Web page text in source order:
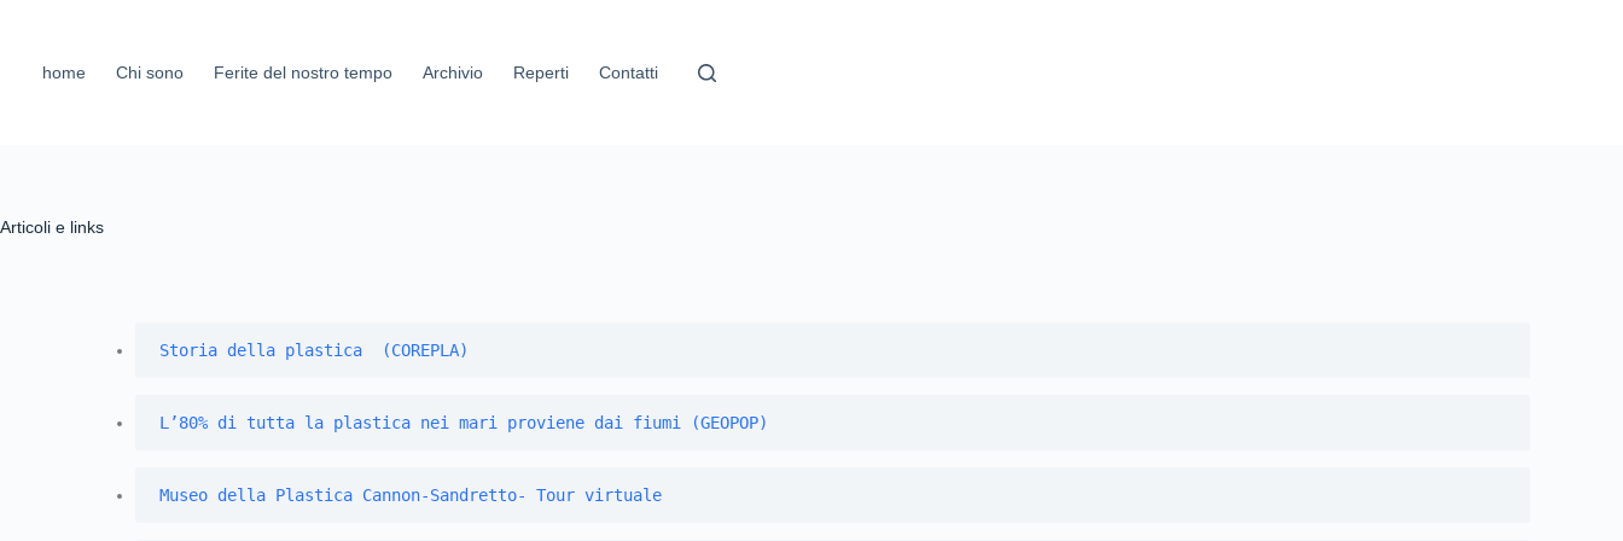
home Chi sono Ferite del nostro tempo Archivio Reperti Contatti
Articoli e links
Storia della plastica  (COREPLA)
L’80% di tutta la plastica nei mari proviene dai fiumi (GEOPOP)
Museo della Plastica Cannon-Sandretto- Tour virtuale